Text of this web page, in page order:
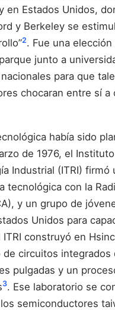
en Estados Unidos,
y Berkeley se
2. Fue una
junto a
para que
chocaran entre sí a
había sido
de 1976, el
Industrial (ITRI) firmó
tecnológica con la
y un grupo de
Unidos para
construyó en
de circuitos integrados
pulgadas y un
3. Ese laboratorio se
semiconductores